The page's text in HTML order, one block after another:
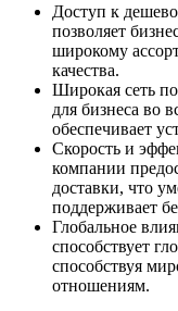
Доступ к
позволяет
широкому
качества.
Широкая сеть
для бизнеса во
обеспечивает
Скорость и
компании
доставки, что
поддерживает
Глобальное
способствует
способствуя
отношениям.